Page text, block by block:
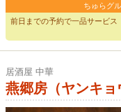
ちゅらグ
前日までの予約で一品サービス
居酒屋 中華
燕郷房（ヤンキョ